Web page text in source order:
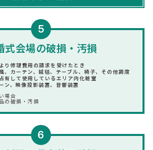
5
式会場の破損・汚損
り修理費用の請求を受けたとき
、カーテン、絨毯、テーブル、椅子、その他調度
有して使用しているエリア内化粧室
ン、映像投影装置、音響装置
場合
の破損・汚損
6